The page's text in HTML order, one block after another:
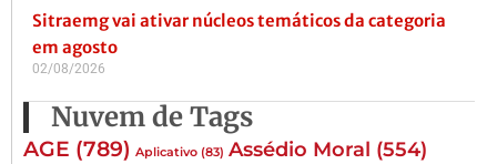
Sitraemg vai ativar núcleos temáticos da categoria
em agosto
02/08/2026
Nuvem de Tags
AGE (789) Aplicativo (83) Assédio Moral (554)